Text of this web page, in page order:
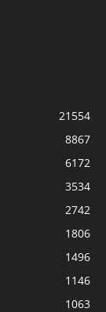
21554
8867
6172
3534
2742
1806
1496
1146
1063